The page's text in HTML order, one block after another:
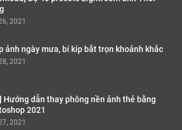
2021
ảnh ngày mưa, bí kíp bắt trọn khoảnh khắc
2021
Hướng dẫn thay phông nền ảnh thẻ bằng
2021
2021